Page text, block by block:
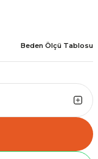
Beden Ölçü Tablosu